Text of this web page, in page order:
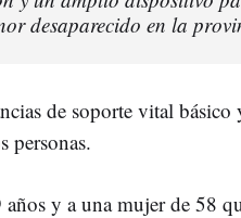
desaparecido en la
de soporte vital
personas.
y a una mujer de 58